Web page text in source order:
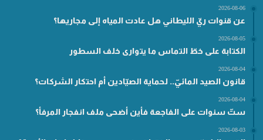
2026-08-06
عن قنوات ريّ الليطاني هل عادت المياه إلى مجاريها؟
2026-08-05
الكتابة على خطّ التماس ما يتوارى خلف السطور
2026-08-04
قانون الصيد المائيّ.. لحماية الصيّادين أم احتكار الشركات؟
2026-08-04
ستّ سنوات على الفاجعة فأين أضحى ملف انفجار المرفأ؟
2026-08-03